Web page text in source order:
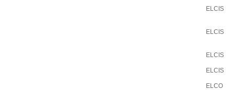
ELCIS
ELCIS
ELCIS
ELCIS
ELCO